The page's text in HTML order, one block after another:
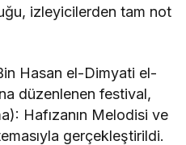
izleyicilerden tam not
Hasan el-Dimyati el-
düzenlenen festival,
Hafızanın Melodisi ve
gerçekleştirildi.